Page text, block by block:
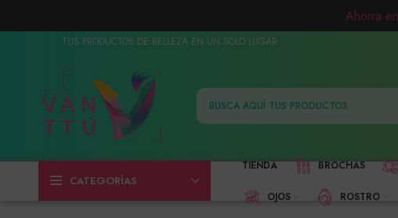
TUS PRODUCTOS DE BELLEZA EN UN SOLO LUGAR
CATEGORÍAS
TIENDA BROCHAS
OJOS ROSTRO
Ahorra